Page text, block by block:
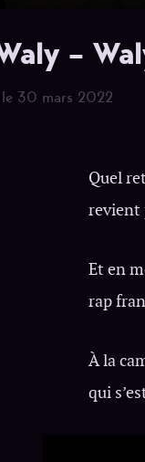
–
le 30 mars 2022
Quel
revient
Et en
rap
À la
qui